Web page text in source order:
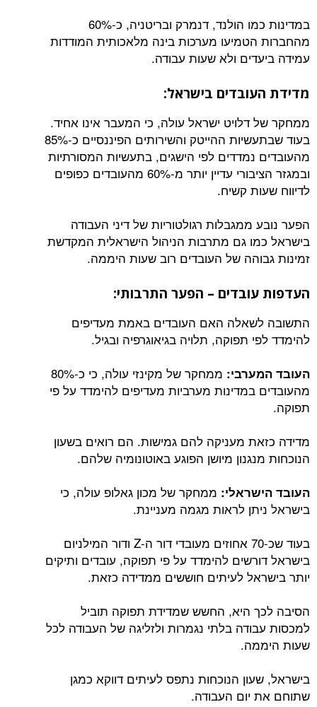
במדינות כמו הולנד, דנמרק ובריטניה, כ-60%
מהחברות הטמיעו מערכות בינה מלאכותית המודדות
עמידה ביעדים ולא שעות עבודה.
מדידת העובדים בישראל:
ממחקר של דלויט ישראל עולה, כי המעבר אינו אחיד.
בעוד שבתעשיות ההייטק והשירותים הפיננסיים כ-85%
מהעובדים נמדדים לפי הישגים, בתעשיות המסורתיות
ובמגזר הציבורי עדיין יותר מ-60% מהעובדים כפופים
לדיווח שעות קשיח.
הפער נובע ממגבלות רגולטוריות של דיני העבודה
בישראל כמו גם מתרבות הניהול הישראלית המקדשת
זמינות גבוהה של העובדים רוב שעות היממה.
העדפות עובדים – הפער התרבותי:
התשובה לשאלה האם העובדים באמת מעדיפים
להימדד לפי תפוקה, תלויה בגיאוגרפיה ובגיל.
העובד המערבי:
ממחקר של מקינזי עולה, כי כ-80%
מהעובדים במדינות מערביות מעדיפים להימדד על פי
תפוקה.
מדידה כזאת מעניקה להם גמישות. הם רואים בשעון
הנוכחות מנגנון מיושן הפוגע באוטונומיה שלהם.
העובד הישראלי: ממחקר של מכון גאלופ עולה, כי
בישראל ניתן לראות מגמה מעניינת.
בעוד שכ-70 אחוזים מעובדי דור ה-Z ודור המילניום
בישראל דורשים להימדד על פי תפוקה, עובדים ותיקים
יותר בישראל לעיתים חוששים ממדידה כזאת.
הסיבה לכך היא, החשש שמדידת תפוקה תוביל
למכסות עבודה בלתי נגמרות ולזליגה של העבודה לכל
שעות היממה.
בישראל, שעון הנוכחות נתפס לעיתים דווקא כמגן
שתוחם את יום העבודה.